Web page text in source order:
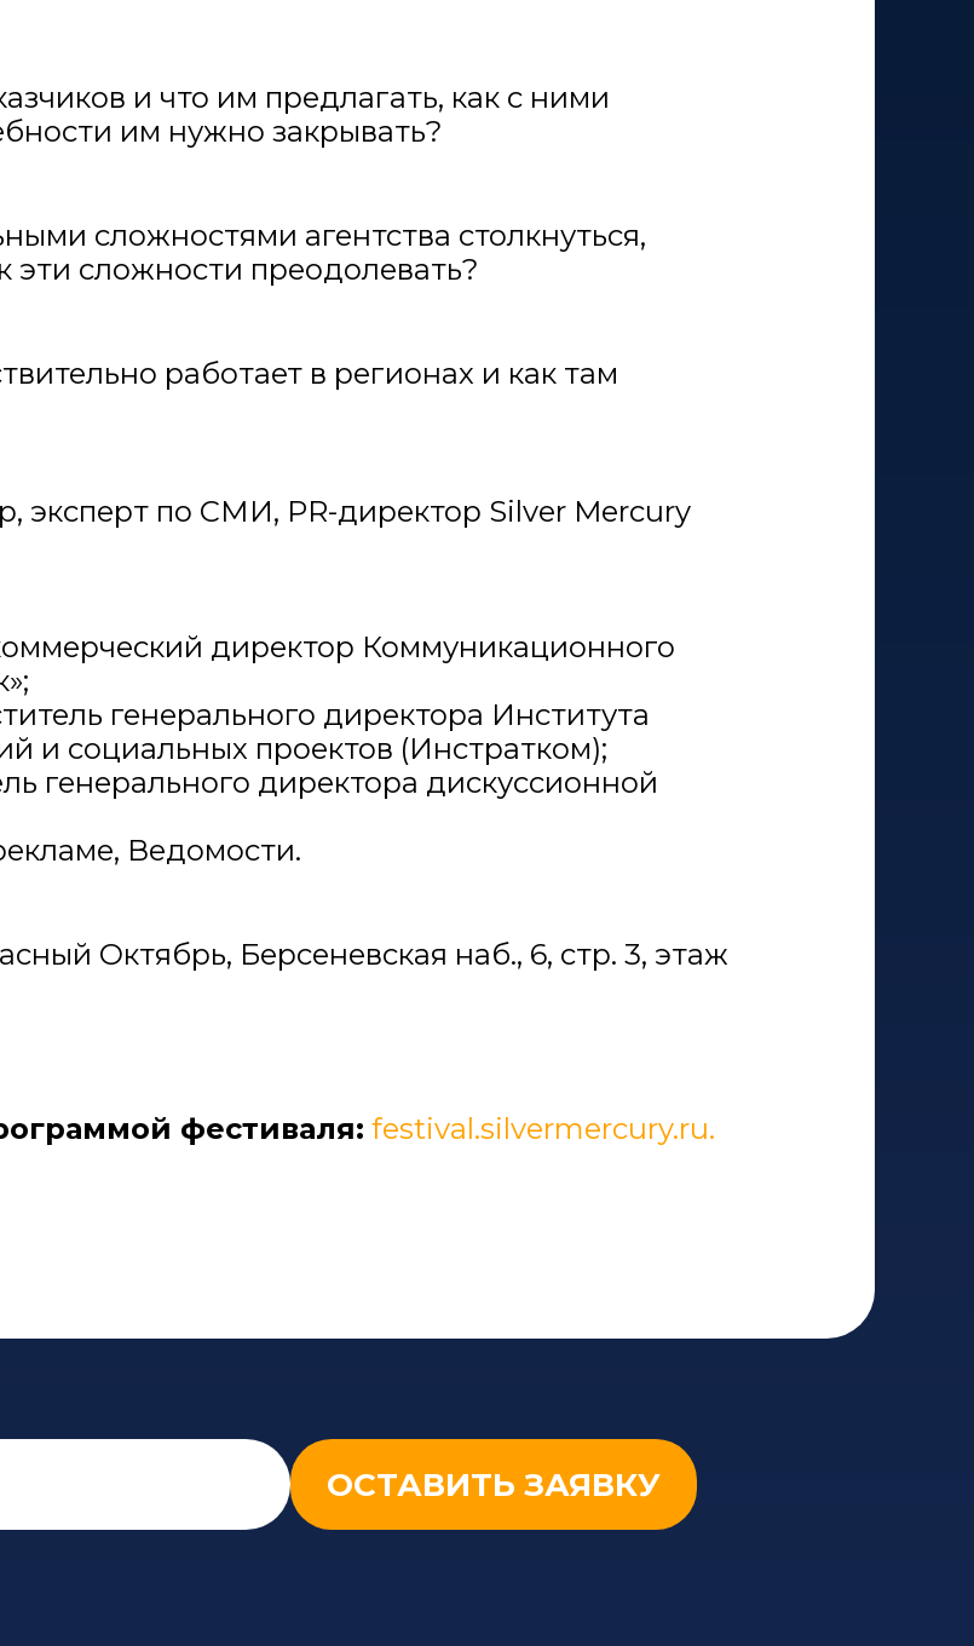
и что им предлагать, как с ними
им нужно закрывать?
сложностями агентства столкнуться,
эти сложности преодолевать?
работает в регионах и как там
эксперт по СМИ, PR-директор Silver Mercury
директор Коммуникационного
генерального директора Института
и социальных проектов (Инстратком);
генерального директора дискуссионной
Ведомости.
Октябрь, Берсеневская наб., 6, стр. 3, этаж
фестиваля: festival.silvermercury.ru.